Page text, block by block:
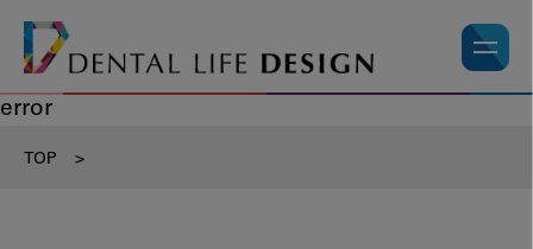
error
TOP >